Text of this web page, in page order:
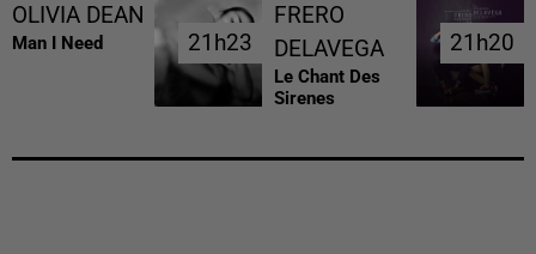
OLIVIA DEAN
Man I Need 21h23
21h23
FRERO
DELAVEGA
Le Chant Des
Sirenes
21h20
21h20